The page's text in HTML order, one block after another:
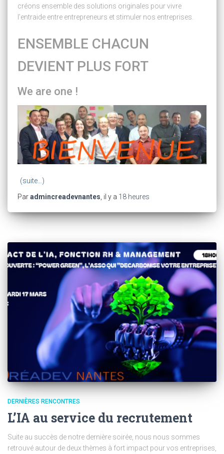
créons ensemble des solutions originales pour vivre
l’entraide entre entrepreneurs et stimuler nos entreprises.
ENSEMBLE CHACUN
DEVIENT PLUS FORT
We are one !
(suite…)
Paradmincreadevnantes, il y a 18 heures
DERNIÈRES RENCONTRES
L’IA au service du recrutement
Suite au succès de notre dernière soirée, nous nous sommes
retrouvé autour de deux thèmes à fort impact pour vos entreprises,